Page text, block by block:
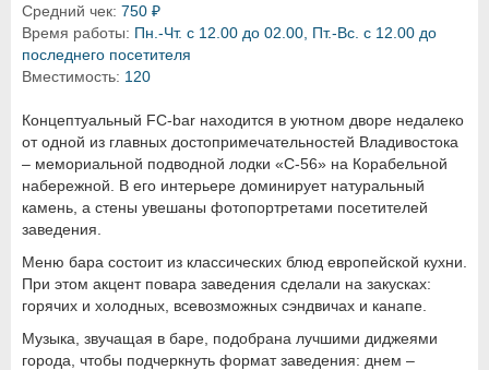
Средний чек: 750 ₽
Время работы: Пн.-Чт. с 12.00 до 02.00, Пт.-Вс. с 12.00 до
последнего посетителя
Вместимость: 120
Концептуальный FC-bar находится в уютном дворе недалеко
от одной из главных достопримечательностей Владивостока
– мемориальной подводной лодки «С-56» на Корабельной
набережной. В его интерьере доминирует натуральный
камень, а стены увешаны фотопортретами посетителей
заведения.
Меню бара состоит из классических блюд европейской кухни.
При этом акцент повара заведения сделали на закусках:
горячих и холодных, всевозможных сэндвичах и канапе.
Музыка, звучащая в баре, подобрана лучшими диджеями
города, чтобы подчеркнуть формат заведения: днем –